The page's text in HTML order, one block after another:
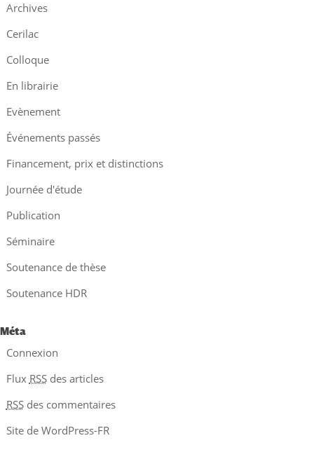
Archives
Cerilac
Colloque
En librairie
Evènement
Événements passés
Financement, prix et distinctions
Journée d'étude
Publication
Séminaire
Soutenance de thèse
Soutenance HDR
Méta
Connexion
Flux RSSdes articles
RSSdes commentaires
Site de WordPress-FR